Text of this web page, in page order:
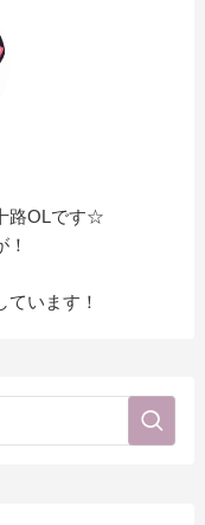
路OLです☆
います！